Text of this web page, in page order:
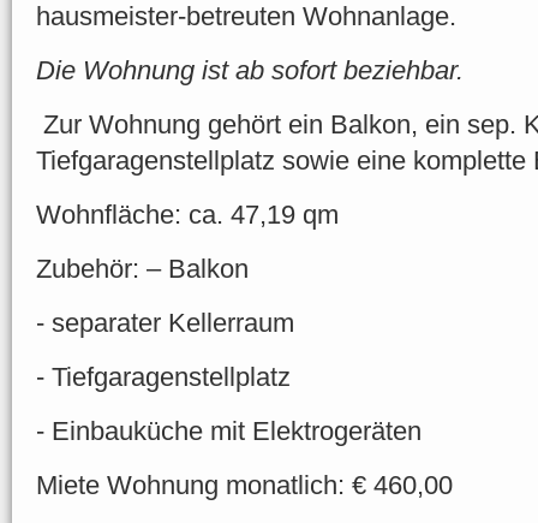
hausmeister-betreuten Wohnanlage.
Die Wohnung ist ab sofort beziehbar.
Zur Wohnung gehört ein Balkon, ein sep.
Tiefgaragenstellplatz sowie eine komplette
Wohnfläche: ca. 47,19 qm
Zubehör: – Balkon
- separater Kellerraum
- Tiefgaragenstellplatz
- Einbauküche mit Elektrogeräten
Miete Wohnung monatlich: € 460,00